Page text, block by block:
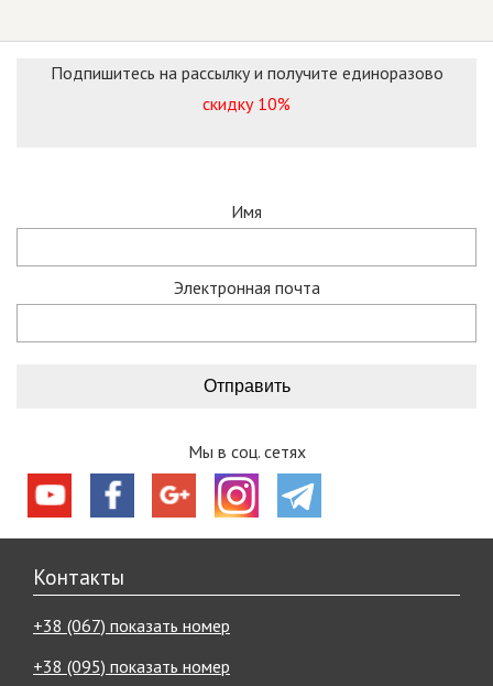
Подпишитесь на рассылку и получите единоразово
скидку 10%
Имя
Электронная почта
Мы в соц. сетях
Контакты
+38 (067) показать номер
+38 (095) показать номер